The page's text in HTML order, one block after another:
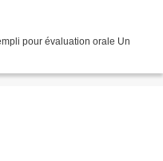
pour évaluation orale Un